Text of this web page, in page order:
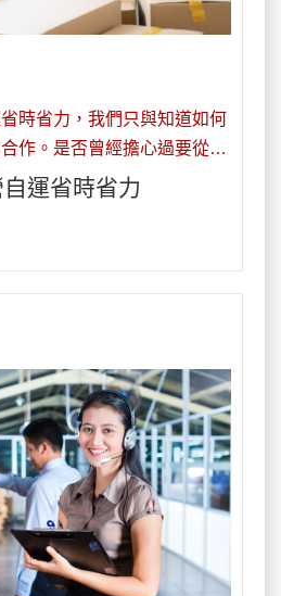
省時省力‎，我們只與知道如何
作。是否曾經擔心過要從一
？繼續閱讀並找出這些公司
那確實令人沮喪。
自運省時省力